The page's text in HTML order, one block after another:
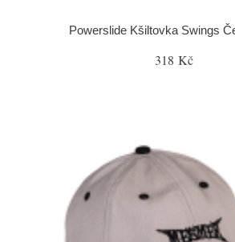
Powerslide Kšiltovka Swings
318 Kč